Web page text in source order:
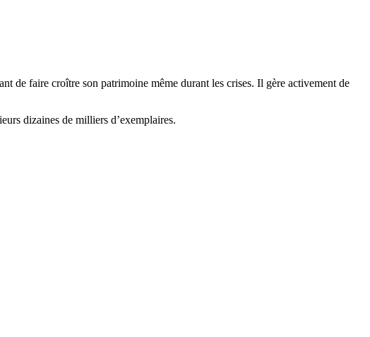
de faire croître son patrimoine même durant les crises. Il gère activement de
dizaines de milliers d’exemplaires.